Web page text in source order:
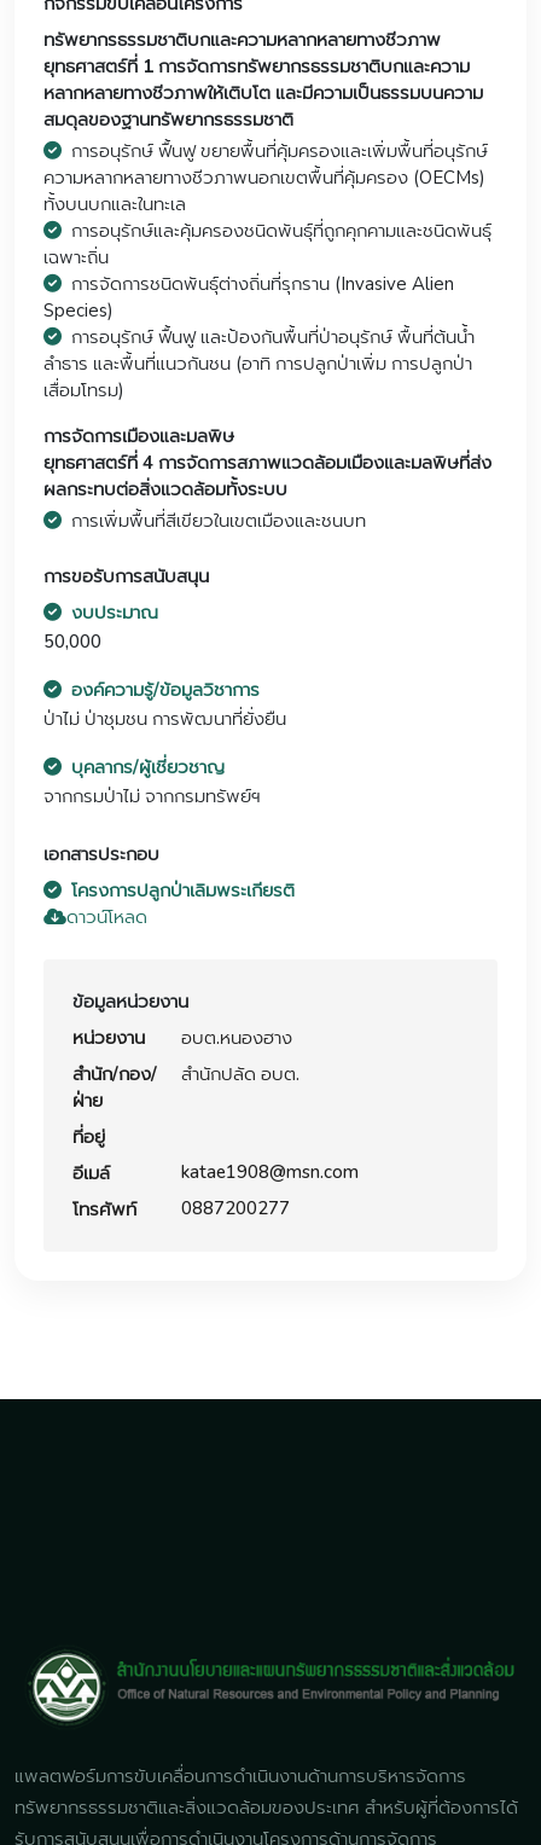
ทรัพยากรธรรมชาติบกและความหลากหลายทางชีวภาพ
ยุทธศาสตร์ที่ 1 การจัดการทรัพยากรธรรมชาติบกและความ
หลากหลายทางชีวภาพให้เติบโต และมีความเป็นธรรมบนความ
สมดุลของฐานทรัพยากรธรรมชาติ
การอนุรักษ์ ฟื้นฟู ขยายพื้นที่คุ้มครองและเพิ่มพื้นที่อนุรักษ์
ความหลากหลายทางชีวภาพนอกเขตพื้นที่คุ้มครอง (OECMs)
ทั้งบนบกและในทะเล
การอนุรักษ์และคุ้มครองชนิดพันธุ์ที่ถูกคุกคามและชนิดพันธุ์
เฉพาะถิ่น
การจัดการชนิดพันธุ์ต่างถิ่นที่รุกราน (Invasive Alien
Species)
การอนุรักษ์ ฟื้นฟู และป้องกันพื้นที่ป่าอนุรักษ์ พื้นที่ต้นน้ำ
ลำธาร และพื้นที่แนวกันชน (อาทิ การปลูกป่าเพิ่ม การปลูกป่า
เสื่อมโทรม)
การจัดการเมืองและมลพิษ
ยุทธศาสตร์ที่ 4 การจัดการสภาพแวดล้อมเมืองและมลพิษที่ส่ง
ผลกระทบต่อสิ่งแวดล้อมทั้งระบบ
การเพิ่มพื้นที่สีเขียวในเขตเมืองและชนบท
การขอรับการสนับสนุน
งบประมาณ
50,000
องค์ความรู้/ข้อมูลวิชาการ
ป่าไม่ ป่าชุมชน การพัฒนาที่ยั่งยืน
บุคลากร/ผู้เชี่ยวชาญ
จากกรมป่าไม่ จากกรมทรัพย์ฯ
เอกสารประกอบ
โครงการปลูกป่าเลิมพระเกียรติ
ดาวน์โหลด
ข้อมูลหน่วยงาน
หน่วยงาน
อบต.หนองฮาง
สำนัก/กอง/
ฝ่าย
สำนักปลัด อบต.
ที่อยู่
อีเมล์
katae1908@msn.com
โทรศัพท์
0887200277
แพลตฟอร์มการขับเคลื่อนการดำเนินงานด้านการบริหารจัดการ
ทรัพยากรธรรมชาติและสิ่งแวดล้อมของประเทศ สำหรับผู้ที่ต้องการได้
รับการสนับสนุนเพื่อการดำเนินงานโครงการด้านการจัดการ